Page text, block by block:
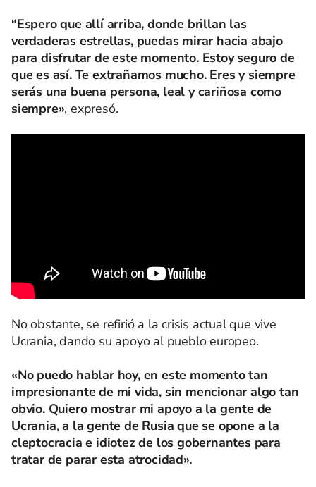
“Espero que allí arriba, donde brillan las
verdaderas estrellas, puedas mirar hacia abajo
para disfrutar de este momento. Estoy seguro de
que es así. Te extrañamos mucho. Eres y siempre
serás una buena persona, leal y cariñosa como
siempre», expresó.
No obstante, se refirió a la crisis actual que vive
Ucrania, dando su apoyo al pueblo europeo.
«No puedo hablar hoy, en este momento tan
impresionante de mi vida, sin mencionar algo tan
obvio. Quiero mostrar mi apoyo a la gente de
Ucrania, a la gente de Rusia que se opone a la
cleptocracia e idiotez de los gobernantes para
tratar de parar esta atrocidad».